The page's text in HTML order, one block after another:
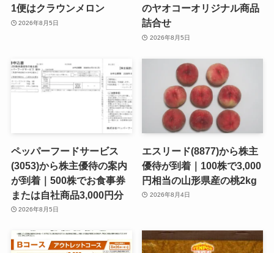
1便はクラウンメロン
2026年8月5日
のヤオコーオリジナル商品
詰合せ
2026年8月5日
ペッパーフードサービス
(3053)から株主優待の案内
が到着｜500株でお食事券
または自社商品3,000円分
2026年8月5日
エスリード(8877)から株主
優待が到着｜100株で3,000
円相当の山形県産の桃2kg
2026年8月4日